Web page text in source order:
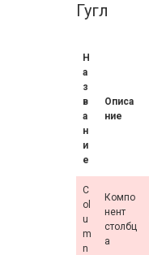
Гугл
Н
а
з
в
а
н
и
е
Описа
ние
C
ol
u
m
n
Компо
нент
столбц
а